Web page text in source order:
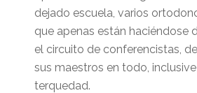
dejado escuela, varios
que apenas están haciéndose
el circuito de conferencistas,
sus maestros en todo,
terquedad.